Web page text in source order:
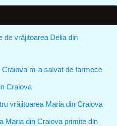
de vrăjitoarea Delia din
m-a salvat de farmece
Craiova
vrăjitoarea Maria din Craiova
Maria din Craiova primite din